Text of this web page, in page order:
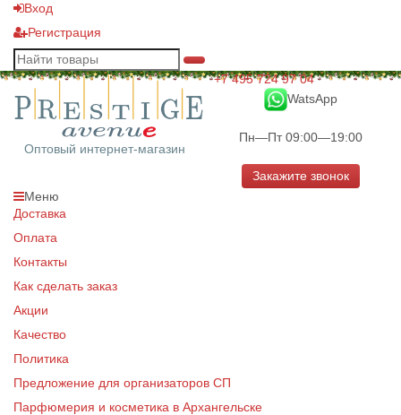
Вход
Регистрация
Оптовый интернет-магазин
+7 495 724 97 04
WatsApp
Пн—Пт 09:00—19:00
Закажите звонок
Меню
Доставка
Оплата
Контакты
Как сделать заказ
Акции
Качество
Политика
Предложение для организаторов СП
Парфюмерия и косметика в Архангельске